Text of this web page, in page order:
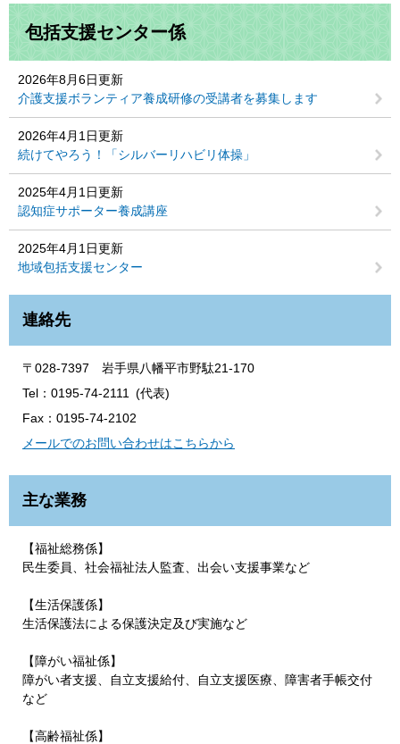
包括支援センター係
2026年8月6日更新
介護支援ボランティア養成研修の受講者を募集します
2026年4月1日更新
続けてやろう！「シルバーリハビリ体操」
2025年4月1日更新
認知症サポーター養成講座
2025年4月1日更新
地域包括支援センター
連絡先
〒028-7397 岩手県八幡平市野駄21-170
Tel：0195-74-2111
代表
Fax：0195-74-2102
メールでのお問い合わせはこちらから
主な業務
【福祉総務係】
民生委員、社会福祉法人監査、出会い支援事業など
【生活保護係】
生活保護法による保護決定及び実施など
【障がい福祉係】
障がい者支援、自立支援給付、自立支援医療、障害者手帳交付
など
【高齢福祉係】